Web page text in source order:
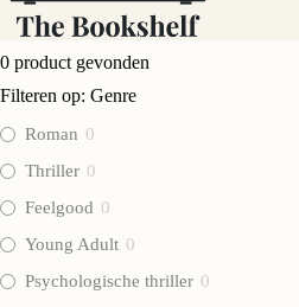
0 product gevonden
Filteren op: Genre
Roman 0
Thriller 0
Feelgood 0
Young Adult 0
Psychologische thriller 0